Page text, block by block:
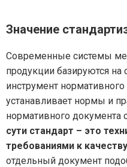
Значение
Современные системы
продукции базируются на
инструмент
устанавливает нормы и
нормативного документа
сути стандарт – это
требованиями к
отдельный документ